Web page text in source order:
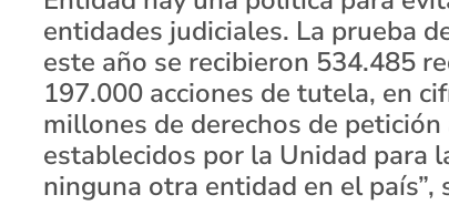
entidades judiciales. La prueba
este año se recibieron 534.485
197.000 acciones de tutela, en
millones de derechos de
establecidos por la Unidad para
ninguna otra entidad en el